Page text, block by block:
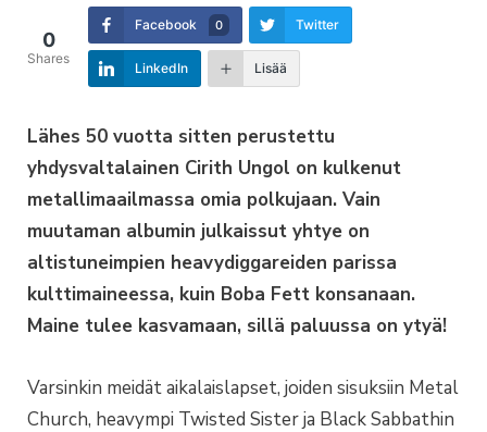
0
Shares
Facebook 0 Twitter
LinkedIn Lisää
Lähes 50 vuotta sitten perustettu
yhdysvaltalainen Cirith Ungol on kulkenut
metallimaailmassa omia polkujaan. Vain
muutaman albumin julkaissut yhtye on
altistuneimpien heavydiggareiden parissa
kulttimaineessa, kuin Boba Fett konsanaan.
Maine tulee kasvamaan, sillä paluussa on ytyä!
Varsinkin meidät aikalaislapset, joiden sisuksiin Metal
Church, heavympi Twisted Sister ja Black Sabbathin